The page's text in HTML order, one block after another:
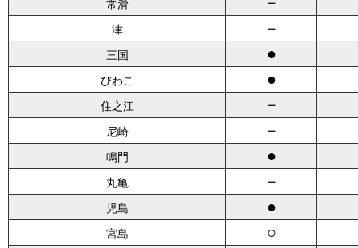
常滑
津 －
三国 ●
びわこ ●
住之江 －
尼崎 －
鳴門 ●
丸亀 －
児島 ●
宮島 ○